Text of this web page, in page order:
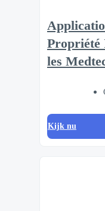
Propriété
les
Kijk nu